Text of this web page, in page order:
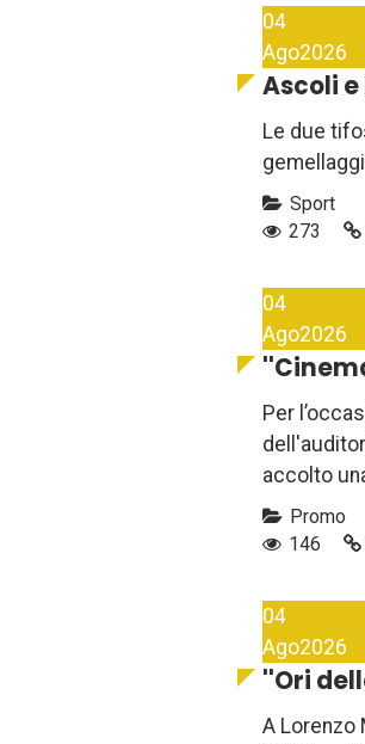
04
Ago2026
Ascoli e
Le due
Sport
273
04
Ago2026
Per
accolto
Promo
146
04
Ago2026
''Ori
A Lorenzo